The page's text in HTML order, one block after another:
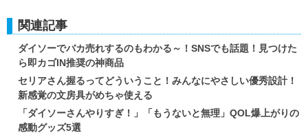
関連記事
ダイソーでバカ売れするのもわかる～！SNSでも話題！見つけた
ら即カゴIN推奨の神商品
セリアさん握るってどういうこと！みんなにやさしい優秀設計！
新感覚の文房具がめちゃ使える
「ダイソーさんやりすぎ！」「もうないと無理」QOL爆上がりの
感動グッズ5選